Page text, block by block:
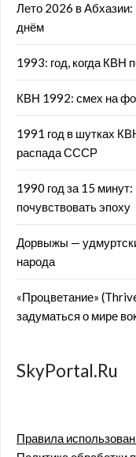
Лето 2026 в Абхазии:
днём
1993: год, когда КВН
КВН 1992: смех на
1991 год в шутках
распада СССР
1990 год за 15
почувствовать эпоху
Дорвыжы —
народа
«Процветание»
задуматься о мире
SkyPortal.Ru
Правила